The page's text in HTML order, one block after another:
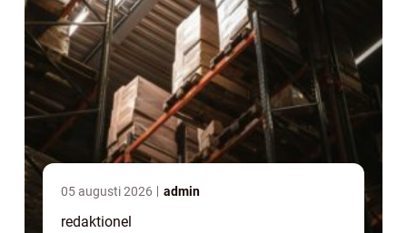
05 augusti 2026 admin
redaktionel